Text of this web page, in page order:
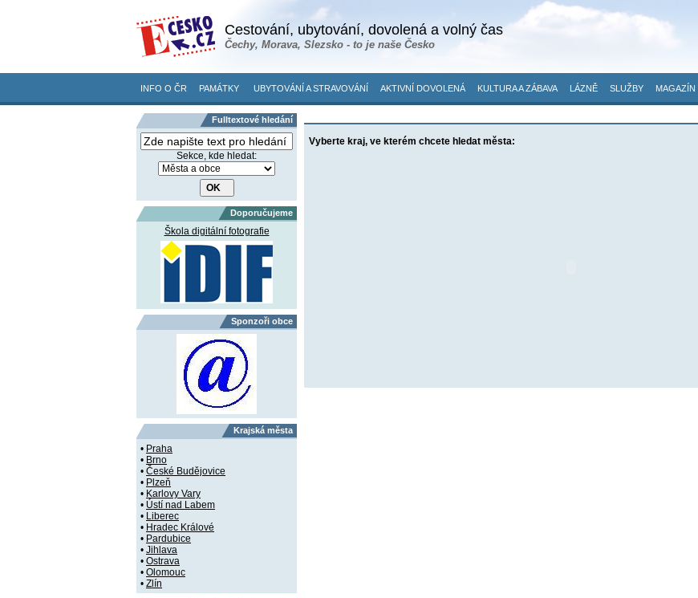
Cestování, ubytování, dovolená a volný čas
Čechy, Morava, Slezsko - to je naše Česko
INFO O ČR PAMÁTKY UBYTOVÁNÍ A STRAVOVÁNÍ AKTIVNÍ DOVOLENÁ KULTURA A ZÁBAVA LÁZNĚ SLUŽBY MAGAZÍN
Fulltextové hledání
Sekce, kde hledat:
Doporučujeme
Škola digitální fotografie
Sponzoři obce
Krajská města
• Praha
• Brno
• České Budějovice
• Plzeň
• Karlovy Vary
• Ústí nad Labem
• Liberec
• Hradec Králové
• Pardubice
• Jihlava
• Ostrava
• Olomouc
• Zlín
Vyberte kraj, ve kterém chcete hledat města: